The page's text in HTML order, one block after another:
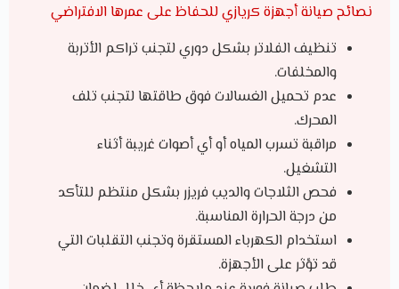
نصائح صيانة أجهزة كريازي للحفاظ على عمرها الافتراضي
تنظيف الفلاتر بشكل دوري لتجنب تراكم الأتربة
والمخلفات.
عدم تحميل الغسالات فوق طاقتها لتجنب تلف
المحرك.
مراقبة تسرب المياه أو أي أصوات غريبة أثناء
التشغيل.
فحص الثلاجات والديب فريزر بشكل منتظم للتأكد
من درجة الحرارة المناسبة.
استخدام الكهرباء المستقرة وتجنب التقلبات التي
قد تؤثر على الأجهزة.